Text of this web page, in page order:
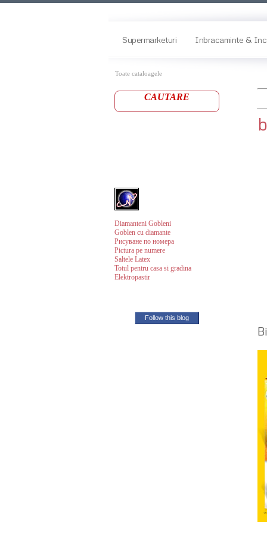
Supermarketuri Inbracaminte &
Toate cataloagele
CAUTARE
Diamanteni Gobleni
Goblen cu diamante
Рисуване по номера
Pictura pe numere
Saltele Latex
Totul pentru casa si gradina
Elektropastir
Follow this blog